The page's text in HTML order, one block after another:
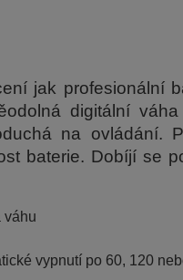
jak profesionální
digitální
na ovládání.
baterie. Dobíjí se
váhu
vypnutí po 60, 120